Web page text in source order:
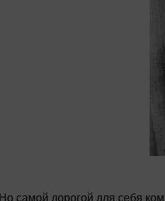
Но самой дорогой для себя